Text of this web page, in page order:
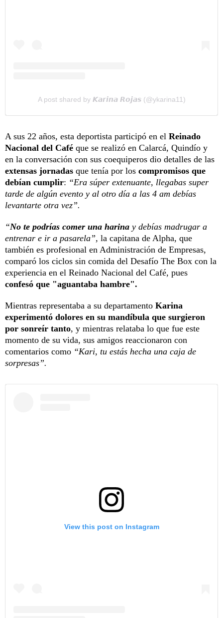
A post shared by 𝙆𝙖𝙧𝙞𝙣𝙖 𝙍𝙤𝙟𝙖𝙨 (@ykarina11)
A sus 22 años, esta deportista participó en el Reinado
Nacional del Café que se realizó en Calarcá, Quindío y
en la conversación con sus coequiperos dio detalles de las
extensas jornadas que tenía por los compromisos que
debían cumplir: “Era súper extenuante, llegabas super
tarde de algún evento y al otro día a las 4 am debías
levantarte otra vez”.
“No te podrías comer una harina y debías madrugar a
entrenar e ir a pasarela”, la capitana de Alpha, que
también es profesional en Administración de Empresas,
comparó los ciclos sin comida del Desafío The Box con la
experiencia en el Reinado Nacional del Café, pues
confesó que "aguantaba hambre".
Mientras representaba a su departamento Karina
experimentó dolores en su mandíbula que surgieron
por sonreír tanto, y mientras relataba lo que fue este
momento de su vida, sus amigos reaccionaron con
comentarios como “Kari, tu estás hecha una caja de
sorpresas”.
View this post on Instagram